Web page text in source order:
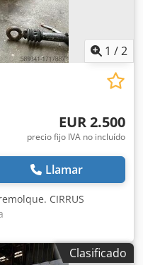
1 /2
EUR 2.500
precio fijo IVA no incluído
Llamar
CIRRUS
Clasificado